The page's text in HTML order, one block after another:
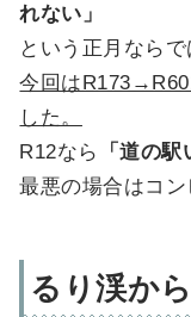
れない」
という正月なら
今回は
した。
R12なら
「道の駅
最悪の場合はコン
るり渓か